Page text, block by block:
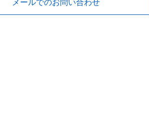
メールでのお問い合わせ